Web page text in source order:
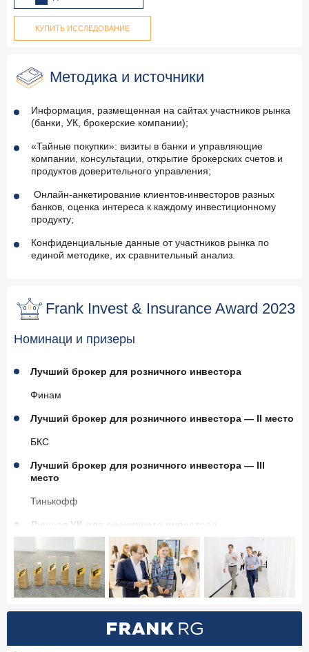
КУПИТЬ ИССЛЕДОВАНИЕ
Методика и источники
Информация, размещенная на сайтах участников рынка
(банки, УК, брокерские компании);
«Тайные покупки»: визиты в банки и управляющие
компании, консультации, открытие брокерских счетов и
продуктов доверительного управления;
Онлайн-анкетирование клиентов-инвесторов разных
банков, оценка интереса к каждому инвестиционному
продукту;
Конфиденциальные данные от участников рынка по
единой методике, их сравнительный анализ.
Frank Invest & Insurance Award 2023
Номинаци и призеры
Лучший брокер для розничного инвестора
Финам
Лучший брокер для розничного инвестора — II место
БКС
Лучший брокер для розничного инвестора — III
место
Тинькофф
Лучшая УК для розничного инвестора
Альфа-Капитал
Лучшая УК для розничного инвестора — II место
БКС управляющая компания